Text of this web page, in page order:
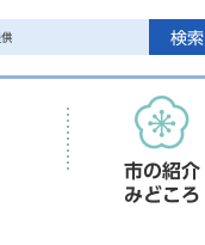
検索
市の紹介
みどころ